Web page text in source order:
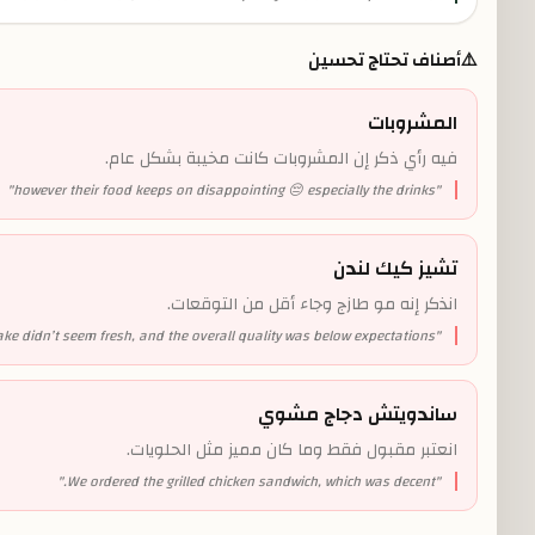
⚠️أصناف تحتاج تحسين
المشروبات
فيه رأي ذكر إن المشروبات كانت مخيبة بشكل عام.
"
however their food keeps on disappointing 😔 especially the drinks
"
تشيز كيك لندن
انذكر إنه مو طازج وجاء أقل من التوقعات.
"
didn’t seem fresh, and the overall quality was below expectations.
ساندويتش دجاج مشوي
انعتبر مقبول فقط وما كان مميز مثل الحلويات.
"
We ordered the grilled chicken sandwich, which was decent.
"